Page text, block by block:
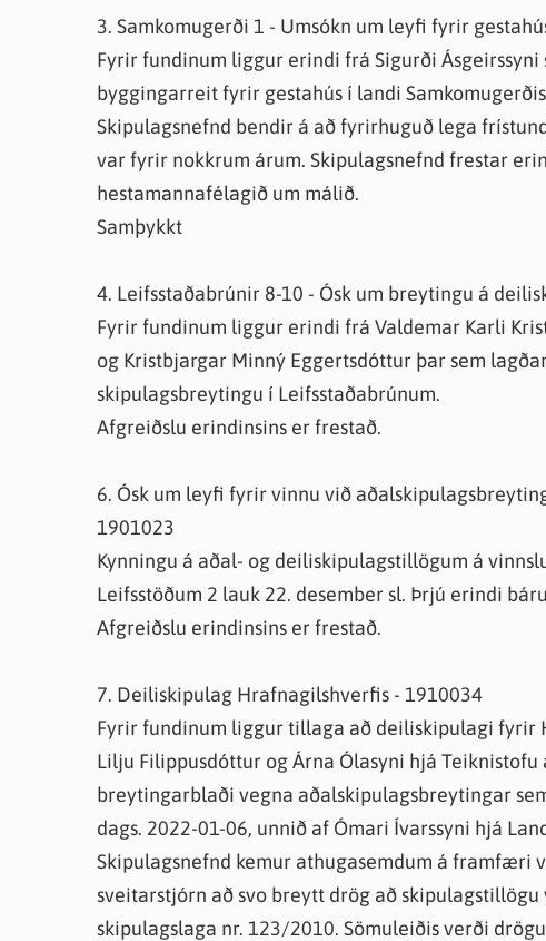
3. Samkomugerði 1 - Umsókn um leyfi fyrir
Fyrir fundinum liggur erindi frá Sigurði
byggingarreit fyrir gestahús í landi
Skipulagsnefnd bendir á að fyrirhuguð lega
var fyrir nokkrum árum. Skipulagsnefnd frestar
hestamannafélagið um málið.
Samþykkt
4. Leifsstaðabrúnir 8-10 - Ósk um breytingu á
Fyrir fundinum liggur erindi frá Valdemar Karli
og Kristbjargar Minný Eggertsdóttur þar sem
skipulagsbreytingu í Leifsstaðabrúnum.
Afgreiðslu erindinsins er frestað.
6. Ósk um leyfi fyrir vinnu við
1901023
Kynningu á aðal- og deiliskipulagstillögum á
Leifsstöðum 2 lauk 22. desember sl. Þrjú erindi
Afgreiðslu erindinsins er frestað.
7. Deiliskipulag Hrafnagilshverfis - 1910034
Fyrir fundinum liggur tillaga að deiliskipulagi fyrir
Lilju Filippusdóttur og Árna Ólasyni hjá
breytingarblaði vegna aðalskipulagsbreytingar
dags. 2022-01-06, unnið af Ómari Ívarssyni hjá
Skipulagsnefnd kemur athugasemdum á framfæri
sveitarstjórn að svo breytt drög að
skipulagslaga nr. 123/2010. Sömuleiðis verði